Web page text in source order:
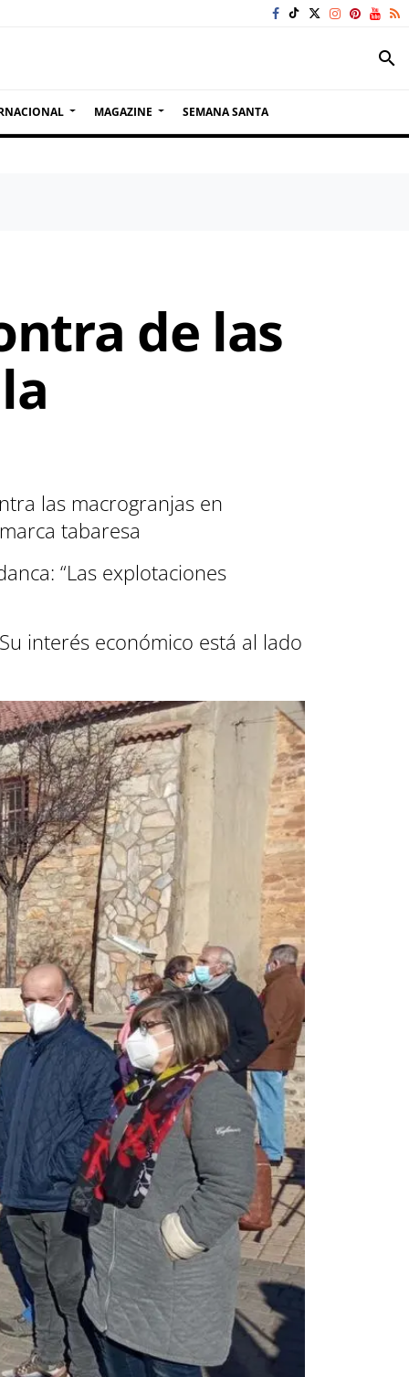
search
MAGAZINE SEMANA SANTA
de las
las macrogranjas en
tabaresa
“Las explotaciones
interés económico está al lado